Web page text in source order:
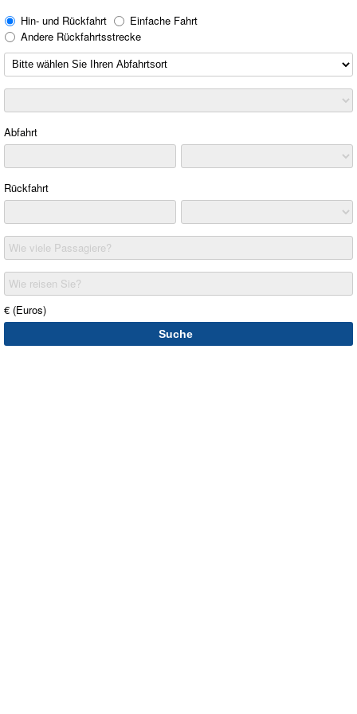
Hin- und Rückfahrt
Einfache Fahrt
Andere Rückfahrtsstrecke
Abfahrt
Rückfahrt
Wie viele Passagiere?
Wie reisen Sie?
€ (Euros)
Suche